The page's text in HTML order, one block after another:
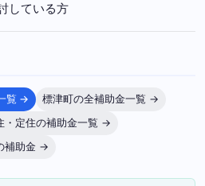
している方
覧 →
標津町の全補助金一覧 →
・定住の補助金一覧 →
補助金 →